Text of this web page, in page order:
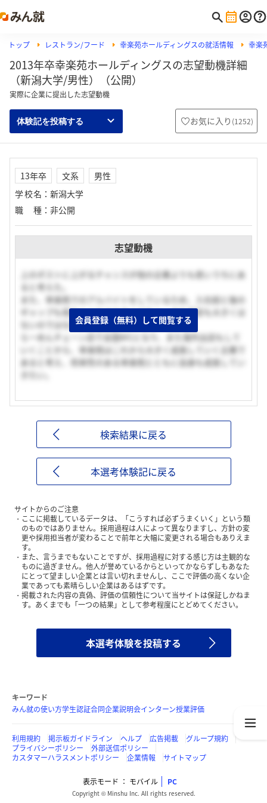
トップ レストラン/フード 幸楽苑ホールディングスの就活情報 幸楽
2013年卒幸楽苑ホールディングスの志望動機詳細
（新潟大学/男性）（公開）
実際に企業に提出した志望動機
体験記を投稿する お気に入り (1252)
13年卒 文系
男性
学校名 ： 新潟大学
職種 ： 非公開
志望動機
上のポストに上がるチャンスが他の企業よりも若いうちにあ
ると考えた。
また、幸楽苑でのアルバイトをしているため、入社前と後の
ギャップも他の人よりは大きくはなく、また不安も大きくは
ないのではないかと思う。
らーめんチェーン店で全国№1となり、また海外出店もして
いくことから、幸楽苑はこれから大きく成長していく企業で
あると考え、将来性のある幸楽苑とともに自身も成長してい
会員登録（無料）して閲覧する
検索結果に戻る
本選考体験記に戻る
サイトからのご注意
ここに掲載しているデータは、「こうすれば必ずうまくいく」という類
のものではありません。採用過程は人によって異なりますし、方針の変
更や採用担当者が変わることで前年と大幅に変更される場合もありえま
す。
また、言うまでもないことですが、採用過程に対する感じ方は主観的な
ものに過ぎません。他人が誉めているからといってかならずしもあなた
にとって望ましい企業とは言い切れませんし、ここで評価の高くない企
業であっても素晴らしい企業はあるはずです。
掲載された内容の真偽、評価の信頼性について当サイトは保証しかねま
す。あくまでも「一つの結果」として参考程度にとどめてください。
本選考体験を投稿する
キーワード
みん就の使い方学生認証合同企業説明会インターン授業評価
利用規約 掲示板ガイドライン ヘルプ 広告掲載
グループ規約
プライバシーポリシー
外部送信ポリシー
カスタマーハラスメントポリシー
企業情報 サイトマップ
表示モード モバイル PC
Copyright © Minshu Inc. All rights reserved.